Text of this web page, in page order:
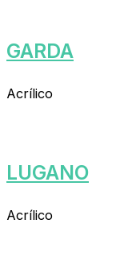
GARDA
Acrílico
LUGANO
Acrílico